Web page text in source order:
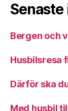
Bergen och
Husbilsresa
Därför ska
Med husbil